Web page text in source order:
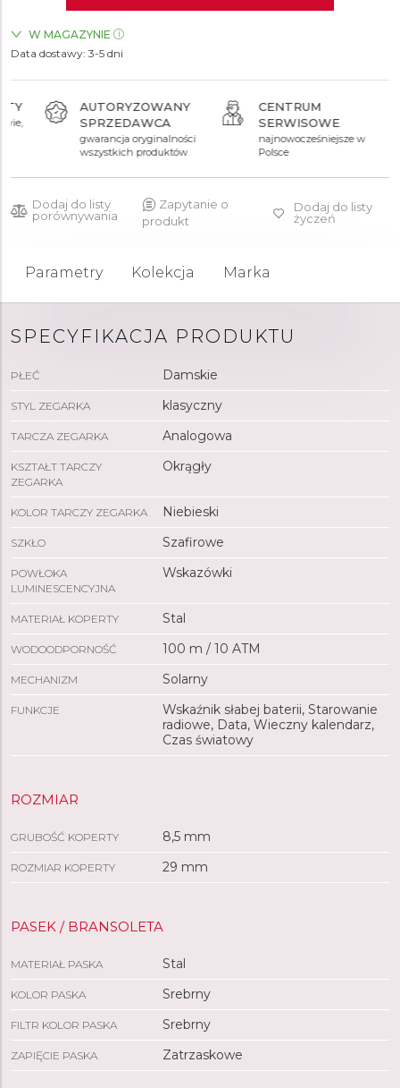
W MAGAZYNIE
ZEGARKI.PL Blue City Warszawa
Data dostawy: 3-5 dni
AUTORYZOWANY
SPRZEDAWCA
gwarancja oryginalności
wszystkich produktów
CENTRUM
SERWISOWE
najnowocześniejsze w
Dodaj do listy
porównywania
Zapytanie o
produkt
Dodaj do listy
życzeń
Parametry Kolekcja Marka
SPECYFIKACJA PRODUKTU
PŁEĆ Damskie
STYL ZEGARKA klasyczny
TARCZA ZEGARKA Analogowa
KSZTAŁT TARCZY
ZEGARKA
Okrągły
KOLOR TARCZY ZEGARKA Niebieski
SZKŁO Szafirowe
POWŁOKA
LUMINESCENCYJNA
Wskazówki
MATERIAŁ KOPERTY Stal
WODOODPORNOŚĆ 100 m / 10 ATM
MECHANIZM Solarny
FUNKCJE
Wskaźnik słabej baterii, Starowanie
radiowe, Data, Wieczny kalendarz,
Czas światowy
ROZMIAR
GRUBOŚĆ KOPERTY 8,5 mm
ROZMIAR KOPERTY 29 mm
PASEK / BRANSOLETA
MATERIAŁ PASKA Stal
KOLOR PASKA Srebrny
FILTR KOLOR PASKA Srebrny
ZAPIĘCIE PASKA Zatrzaskowe